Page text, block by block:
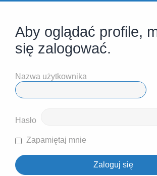
Aby oglądać profile,
się zalogować.
Nazwa użytkownika
Hasło
Zapamiętaj mnie